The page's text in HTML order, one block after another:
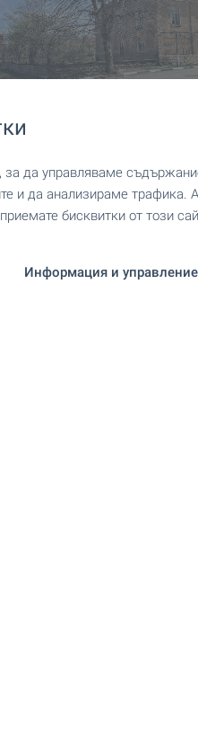
+56
за да управляваме
и да анализираме трафика.
бисквитки от този
Информация и управление